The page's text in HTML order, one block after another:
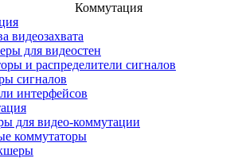
Коммутация
видеозахвата
для видеостен
и распределители сигналов
сигналов
интерфейсов
для видео-коммутации
коммутаторы